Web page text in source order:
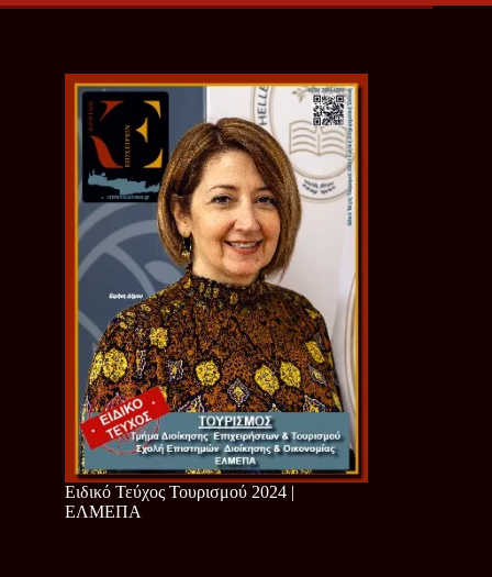
Ειδικό Τεύχος Τουρισμού 2024 |
ΕΛΜΕΠΑ